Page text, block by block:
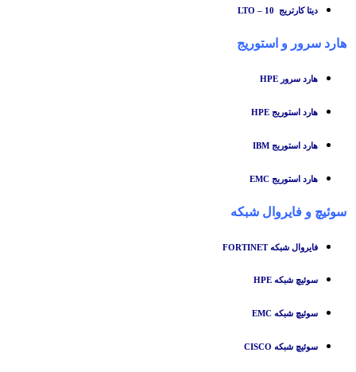
دیتا کارتریج LTO – 10
هارد سرور و استوریج
هارد سرور HPE
هارد استوریج HPE
هارد استوریج IBM
هارد استوریج EMC
سوئیچ و فایروال شبکه
فایروال شبکه FORTINET
سوئیچ شبکه HPE
سوئیچ شبکه EMC
سوئیچ شبکه CISCO